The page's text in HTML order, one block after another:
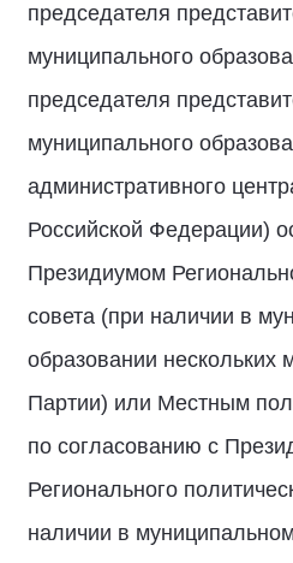
председателя
муниципального
председателя
муниципального
административного
Российской Федерации)
Президиумом
совета (при наличии в
образовании нескольких
Партии) или Местным
по согласованию с
Регионального
наличии в